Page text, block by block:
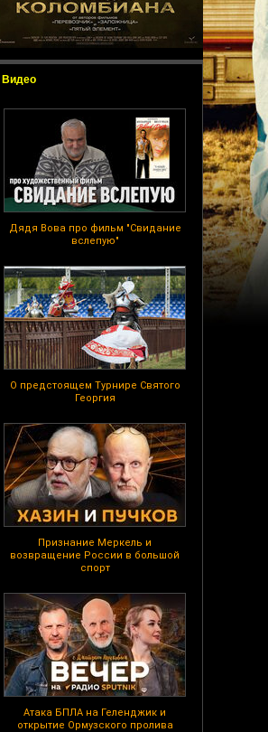
Видео
Дядя Вова про фильм "Свидание
вслепую"
О предстоящем Турнире Святого
Георгия
Признание Меркель и
возвращение России в большой
спорт
Атака БПЛА на Геленджик и
открытие Ормузского пролива